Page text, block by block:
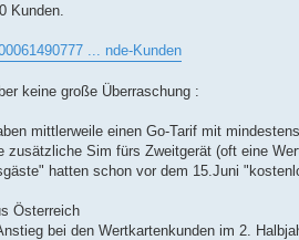
Kunden.
... nde-Kunden
keine große Überraschung :
mittlerweile einen Go-Tarif mit
zusätzliche Sim fürs Zweitgerät (oft eine
hatten schon vor dem 15.Juni
Österreich
bei den Wertkartenkunden im 2.